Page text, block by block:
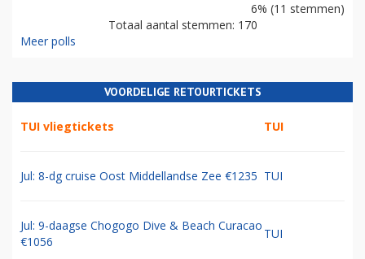
6% (11 stemmen)
Totaal aantal stemmen: 170
Meer polls
VOORDELIGE RETOURTICKETS
TUI vliegtickets TUI
Jul: 8-dg cruise Oost Middellandse Zee €1235 TUI
Jul: 9-daagse Chogogo Dive & Beach Curacao
€1056
TUI